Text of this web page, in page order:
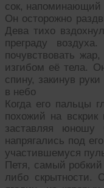
сок, напоминающий
Он осторожно
Дева тихо
преграду
почувствовать
изгибом её тела.
спину, закинув
в небо
Когда его пальцы
похожий на
заставляя юношу
напрягались под
участившемуся
Петя, самый
либо скрытности.